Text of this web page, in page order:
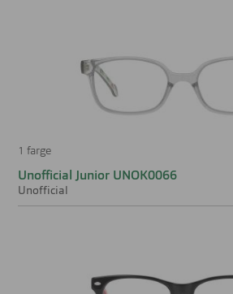
1 farge
Unofficial Junior UNOK0066
Unofficial